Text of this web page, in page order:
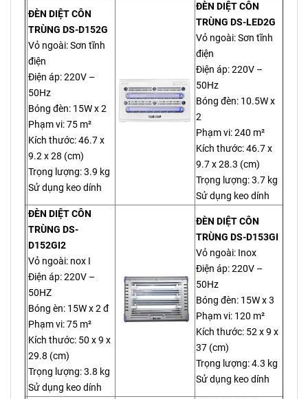
ĐÈN DIỆT CÔN
TRÙNG DS-D152G
Vỏ ngoài: Sơn tĩnh
điện
Điện áp: 220V –
50Hz
Bóng đèn: 15W x 2
Phạm vi: 75 m²
Kích thước: 46.7 x
9.2 x 28 (cm)
Trọng lượng: 3.9 kg
Sử dụng keo dính
ĐÈN DIỆT CÔN
TRÙNG DS-LED2G
Vỏ ngoài: Sơn tĩnh
điện
Điện áp: 220V –
50Hz
Bóng đèn: 10.5W x
2
Phạm vi: 240 m²
Kích thước: 46.7 x
9.7 x 28.3 (cm)
Trọng lượng: 3.7 kg
Sử dụng keo dính
ĐÈN DIỆT CÔN
TRÙNG DS-
D152GI2
Vỏ ngoài: nox I
Điện áp: 220V –
50HZ
Bóng èn: 15W x 2 đ
Phạm vi: 75 m²
Kích thước: 50 x 9 x
29.8 (cm)
Trọng lượng: 3.8 kg
Sử dụng keo dính
ĐÈN DIỆT CÔN
TRÙNG DS-D153GI
Vỏ ngoài: Inox
Điện áp: 220V –
50Hz
Bóng đèn: 15W x 3
Phạm vi: 120 m²
Kích thước: 52 x 9 x
37 (cm)
Trọng lượng: 4.3 kg
Sử dụng keo dính